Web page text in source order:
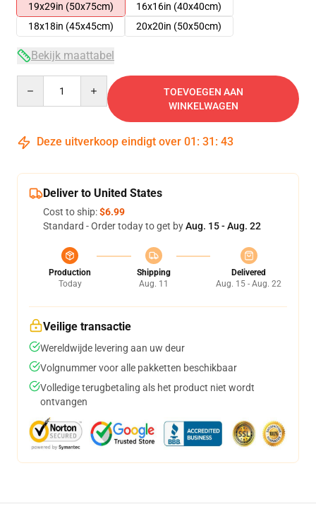
19x29in (50x75cm)
16x16in (40x40cm)
18x18in (45x45cm)
20x20in (50x50cm)
Bekijk maattabel
TOEVOEGEN AAN
WINKELWAGEN
Deze uitverkoop eindigt over 01 : 31 : 42
Deliver to United States
Cost to ship:$6.99
Standard - Order today to get byAug. 15 - Aug. 22
Production
Today
Shipping
Aug. 11
Delivered
Aug. 15 - Aug. 22
Veilige transactie
Wereldwijde levering aan uw deur
Volgnummer voor alle pakketten beschikbaar
Volledige terugbetaling als het product niet wordt
ontvangen